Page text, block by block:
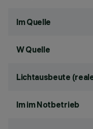
lm Quelle
W Quelle
Lichtausbeute
lm im Notbetrieb